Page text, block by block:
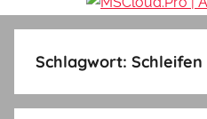
Schlagwort: Schleifen